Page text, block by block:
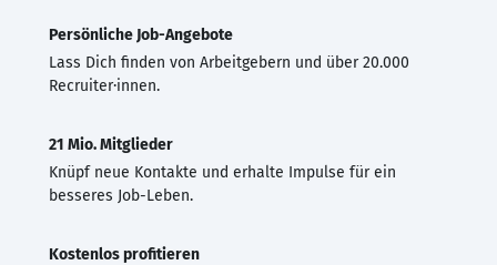
Persönliche Job-Angebote
Lass Dich finden von Arbeitgebern und über 20.000
Recruiter·innen.
21 Mio. Mitglieder
Knüpf neue Kontakte und erhalte Impulse für ein
besseres Job-Leben.
Kostenlos profitieren